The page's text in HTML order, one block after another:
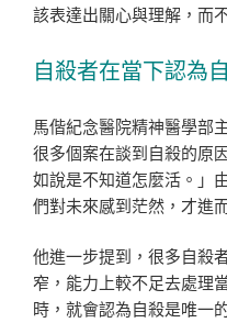
該表達出關心與理解，而
自殺者在當下認為
馬偕紀念醫院精神醫學部
很多個案在談到自殺的原
如說是不知道怎麼活。」
們對未來感到茫然，才進
他進一步提到，很多自殺
窄，能力上較不足去處理
時，就會認為自殺是唯一